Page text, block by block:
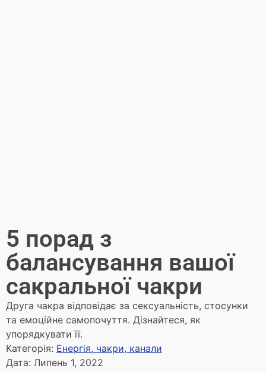
5 порад з
балансування вашої
сакральної чакри
Друга чакра відповідає за сексуальність, стосунки
та емоційне самопочуття. Дізнайтеся, як
упорядкувати її.
Категорія: Енергія, чакри, канали
Дата: Липень 1, 2022